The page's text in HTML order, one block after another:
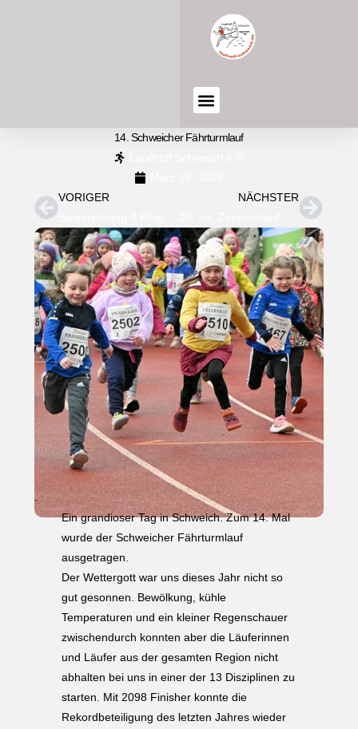
14. Schweicher Fährturmlauf
VORIGER
NÄCHSTER
Ein grandioser Tag in Schweich. Zum 14. Mal
wurde der Schweicher Fährturmlauf
ausgetragen.
Der Wettergott war uns dieses Jahr nicht so
gut gesonnen. Bewölkung, kühle
Temperaturen und ein kleiner Regenschauer
zwischendurch konnten aber die Läuferinnen
und Läufer aus der gesamten Region nicht
abhalten bei uns in einer der 13 Disziplinen zu
starten. Mit 2098 Finisher konnte die
Rekordbeteiligung des letzten Jahres wieder